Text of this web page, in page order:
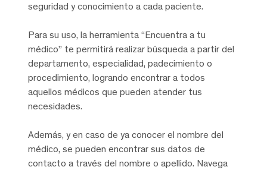
seguridad y conocimiento a cada paciente.
Para su uso, la herramienta “Encuentra a tu
médico” te permitirá realizar búsqueda a partir del
departamento, especialidad, padecimiento o
procedimiento, logrando encontrar a todos
aquellos médicos que pueden atender tus
necesidades.
Además, y en caso de ya conocer el nombre del
médico, se pueden encontrar sus datos de
contacto a través del nombre o apellido. Navega